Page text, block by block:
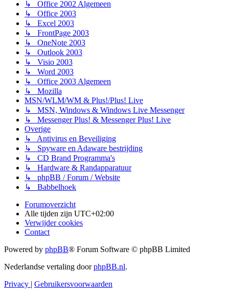
↳ Office 2002 Algemeen
↳ Office 2003
↳ Excel 2003
↳ FrontPage 2003
↳ OneNote 2003
↳ Outlook 2003
↳ Visio 2003
↳ Word 2003
↳ Office 2003 Algemeen
↳ Mozilla
MSN/WLM/WM & Plus!/Plus! Live
↳ MSN, Windows & Windows Live Messenger
↳ Messenger Plus! & Messenger Plus! Live
Overige
↳ Antivirus en Beveiliging
↳ Spyware en Adaware bestrijding
↳ CD Brand Programma's
↳ Hardware & Randapparatuur
↳ phpBB / Forum / Website
↳ Babbelhoek
Forumoverzicht
Alle tijden zijn UTC+02:00
Verwijder cookies
Contact
Powered by phpBB® Forum Software © phpBB Limited
Nederlandse vertaling doorphpBB.nl.
Privacy | Gebruikersvoorwaarden